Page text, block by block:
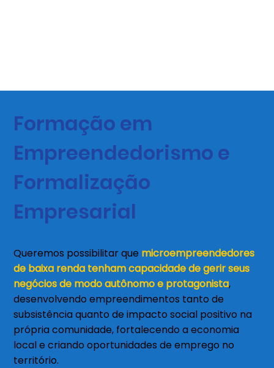
Formação em
Empreendedorismo e
Formalização
Empresarial
Queremos possibilitar que microempreendedores
de baixa renda tenham capacidade de gerir seus
negócios de modo autônomo e protagonista,
desenvolvendo empreendimentos tanto de
subsistência quanto de impacto social positivo na
própria comunidade, fortalecendo a economia
local e criando oportunidades de emprego no
território.